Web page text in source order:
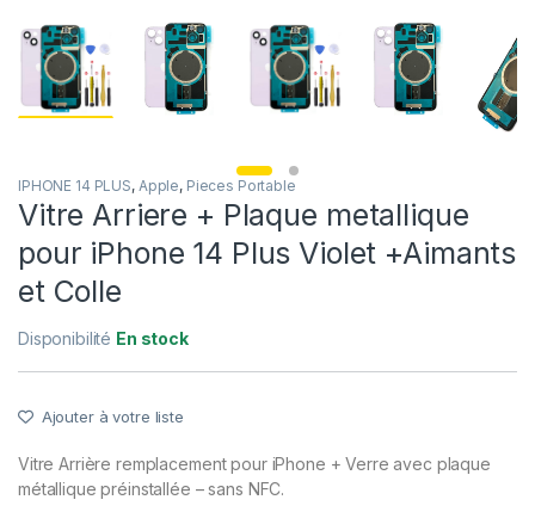
IPHONE 14 PLUS, Apple, Pieces Portable
Vitre Arriere + Plaque metallique
pour iPhone 14 Plus Violet +Aimants
et Colle
Disponibilité En stock
Ajouter à votre liste
Vitre Arrière remplacement pour iPhone + Verre avec plaque
métallique préinstallée – sans NFC.